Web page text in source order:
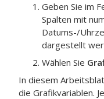
Geben Sie im
Spalten mit
Datums-/
dargestellt
Wählen Sie
In diesem
die Grafikvariablen.